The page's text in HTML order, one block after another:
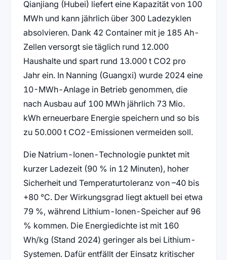
Qianjiang (Hubei) liefert eine Kapazität von 100
MWh und kann jährlich über 300 Ladezyklen
absolvieren. Dank 42 Container mit je 185 Ah-
Zellen versorgt sie täglich rund 12.000
Haushalte und spart rund 13.000 t CO2 pro
Jahr ein. In Nanning (Guangxi) wurde 2024 eine
10-MWh-Anlage in Betrieb genommen, die
nach Ausbau auf 100 MWh jährlich 73 Mio.
kWh erneuerbare Energie speichern und so bis
zu 50.000 t CO2-Emissionen vermeiden soll.
Die Natrium-Ionen-Technologie punktet mit
kurzer Ladezeit (90 % in 12 Minuten), hoher
Sicherheit und Temperaturtoleranz von –40 bis
+80 °C. Der Wirkungsgrad liegt aktuell bei etwa
79 %, während Lithium-Ionen-Speicher auf 96
% kommen. Die Energiedichte ist mit 160
Wh/kg (Stand 2024) geringer als bei Lithium-
Systemen. Dafür entfällt der Einsatz kritischer